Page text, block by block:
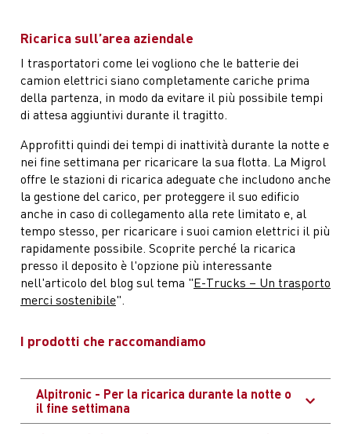
Ricarica sull’area aziendale
I trasportatori come lei vogliono che le batterie dei
camion elettrici siano completamente cariche prima
della partenza, in modo da evitare il più possibile tempi
di attesa aggiuntivi durante il tragitto.
Approfitti quindi dei tempi di inattività durante la notte e
nei fine settimana per ricaricare la sua flotta. La Migrol
offre le stazioni di ricarica adeguate che includono anche
la gestione del carico, per proteggere il suo edificio
anche in caso di collegamento alla rete limitato e, al
tempo stesso, per ricaricare i suoi camion elettrici il più
rapidamente possibile. Scoprite perché la ricarica
presso il deposito è l'opzione più interessante
nell'articolo del blog sul tema "E-Trucks – Un trasporto
merci sostenibile".
I prodotti che raccomandiamo
Alpitronic - Per la ricarica durante la notte o
il fine settimana